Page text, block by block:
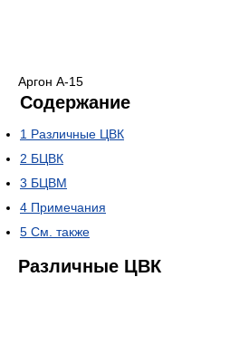
Аргон А-15
Содержание
1 Различные ЦВК
2 БЦВК
3 БЦВМ
4 Примечания
5 См. также
Различные ЦВК